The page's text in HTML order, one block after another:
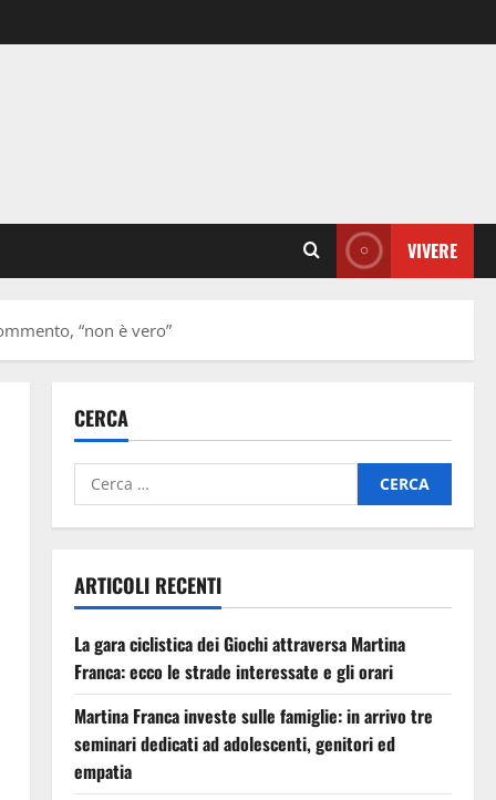
VIVERE
“non è vero”
CERCA
ARTICOLI RECENTI
La gara ciclistica dei Giochi attraversa Martina
Franca: ecco le strade interessate e gli orari
Martina Franca investe sulle famiglie: in arrivo tre
seminari dedicati ad adolescenti, genitori ed
empatia